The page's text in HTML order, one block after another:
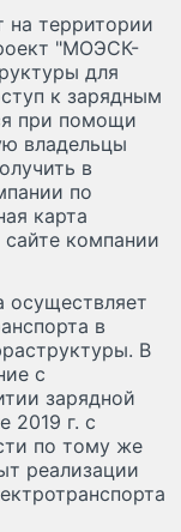
на территории
"МОЭСК-
для
к зарядным
при помощи
владельцы
в
по
карта
компании
осуществляет
в
В
с
зарядной
2019 г. с
по тому же
реализации